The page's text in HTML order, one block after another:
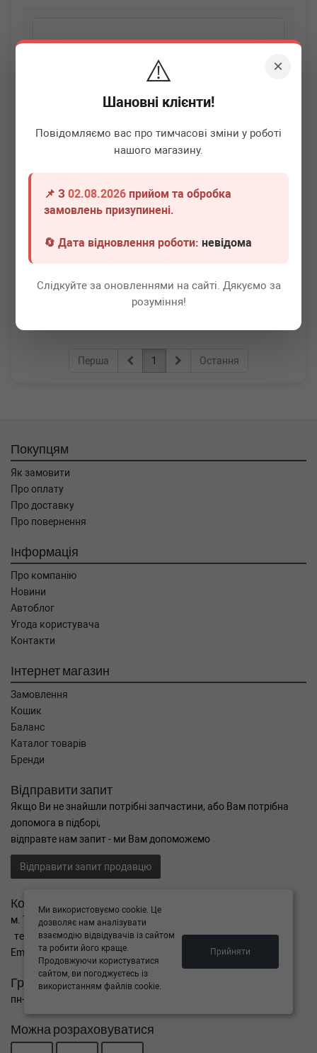
×
⚠️
Шановні клієнти!
Повідомляємо вас про тимчасові зміни у роботі
нашого магазину.
📌 З02.08.2026 прийом та обробка
замовлень призупинені.
🔄 Дата відновлення роботи:невідома
Слідкуйте за оновленнями на сайті. Дякуємо за
розуміння!
AIC 53088
Колодки ручника MB (W124/W201/W210) 82- (164x20)
Немає в наявності
Докладніше
Перша 1 Остання
Покупцям
Як замовити
Про оплату
Про доставку
Про повернення
Інформація
Про компанію
Новини
Автоблог
Угода користувача
Контакти
Інтернет магазин
Замовлення
Кошик
Баланс
Каталог товарів
Бренди
Відправити запит
Якщо Ви не знайшли потрібні запчастини, або Вам потрібна
допомога в підборі,
відправте нам запит - ми Вам допоможемо
Відправити запит продавцю
Контакти
м. Тернопіль вул. Микулинецька 106а
тел. +38(099)650-59-19
Email. autokitparts@yahoo.com
Графік роботи
пн-пт з 9:00 до 17:00, сб - вихідний, нд - вихідний
Можна розраховуватися
Ми використовуємо cookie. Це
дозволяє нам аналізувати
взаємодію відвідувачів із сайтом
та робити його краще.
Продовжуючи користуватися
сайтом, ви погоджуєтесь із
використанням файлів cookie.
Прийняти